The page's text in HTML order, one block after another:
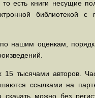
то есть книги несущие
библиотекой
нашим оценкам,
тысячами авторов.
ссылками на
можно без